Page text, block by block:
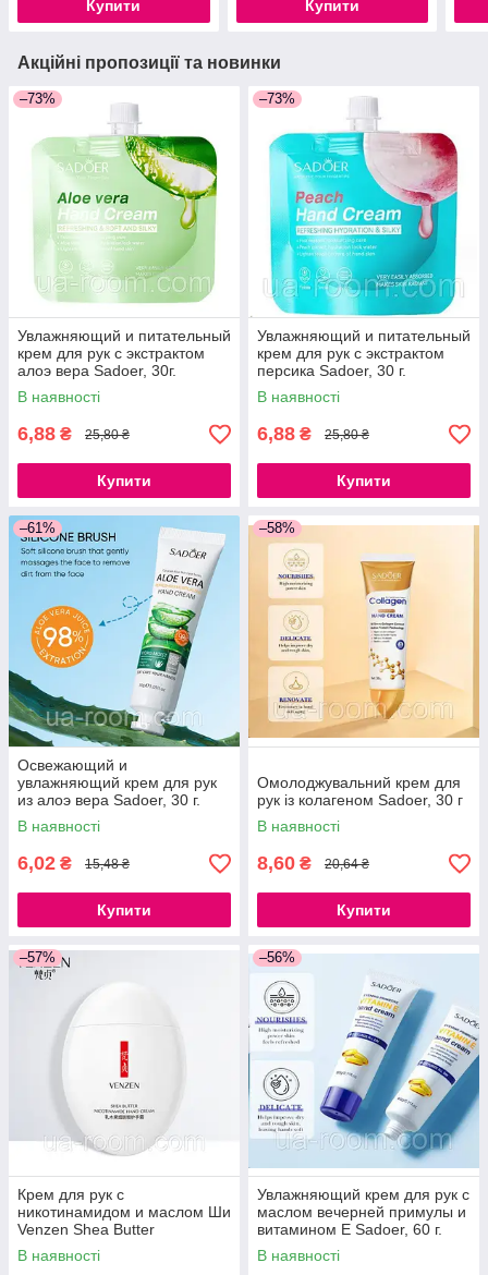
Купити Купити
Акційні пропозиції та новинки
–73%
Увлажняющий и питательный
крем для рук с экстрактом
алоэ вера Sadoer, 30г.
В наявності
6,88 ₴ 25,80 ₴
Купити
–73%
Увлажняющий и питательный
крем для рук с экстрактом
персика Sadoer, 30 г.
В наявності
6,88 ₴ 25,80 ₴
Купити
–61%
Освежающий и
увлажняющий крем для рук
из алоэ вера Sadoer, 30 г.
В наявності
6,02 ₴ 15,48 ₴
Купити
–58%
Омолоджувальний крем для
рук із колагеном Sadoer, 30 г
В наявності
8,60 ₴ 20,64 ₴
Купити
–57%
Крем для рук с
никотинамидом и маслом Ши
Venzen Shea Butter
Nicotinamide Hand Cream, 60
г.
В наявності
–56%
Увлажняющий крем для рук с
маслом вечерней примулы и
витамином Е Sadoer, 60 г.
В наявності